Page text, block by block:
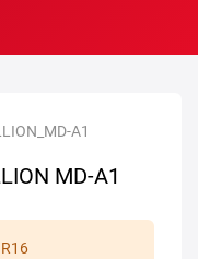
A1
MD-A1
R16